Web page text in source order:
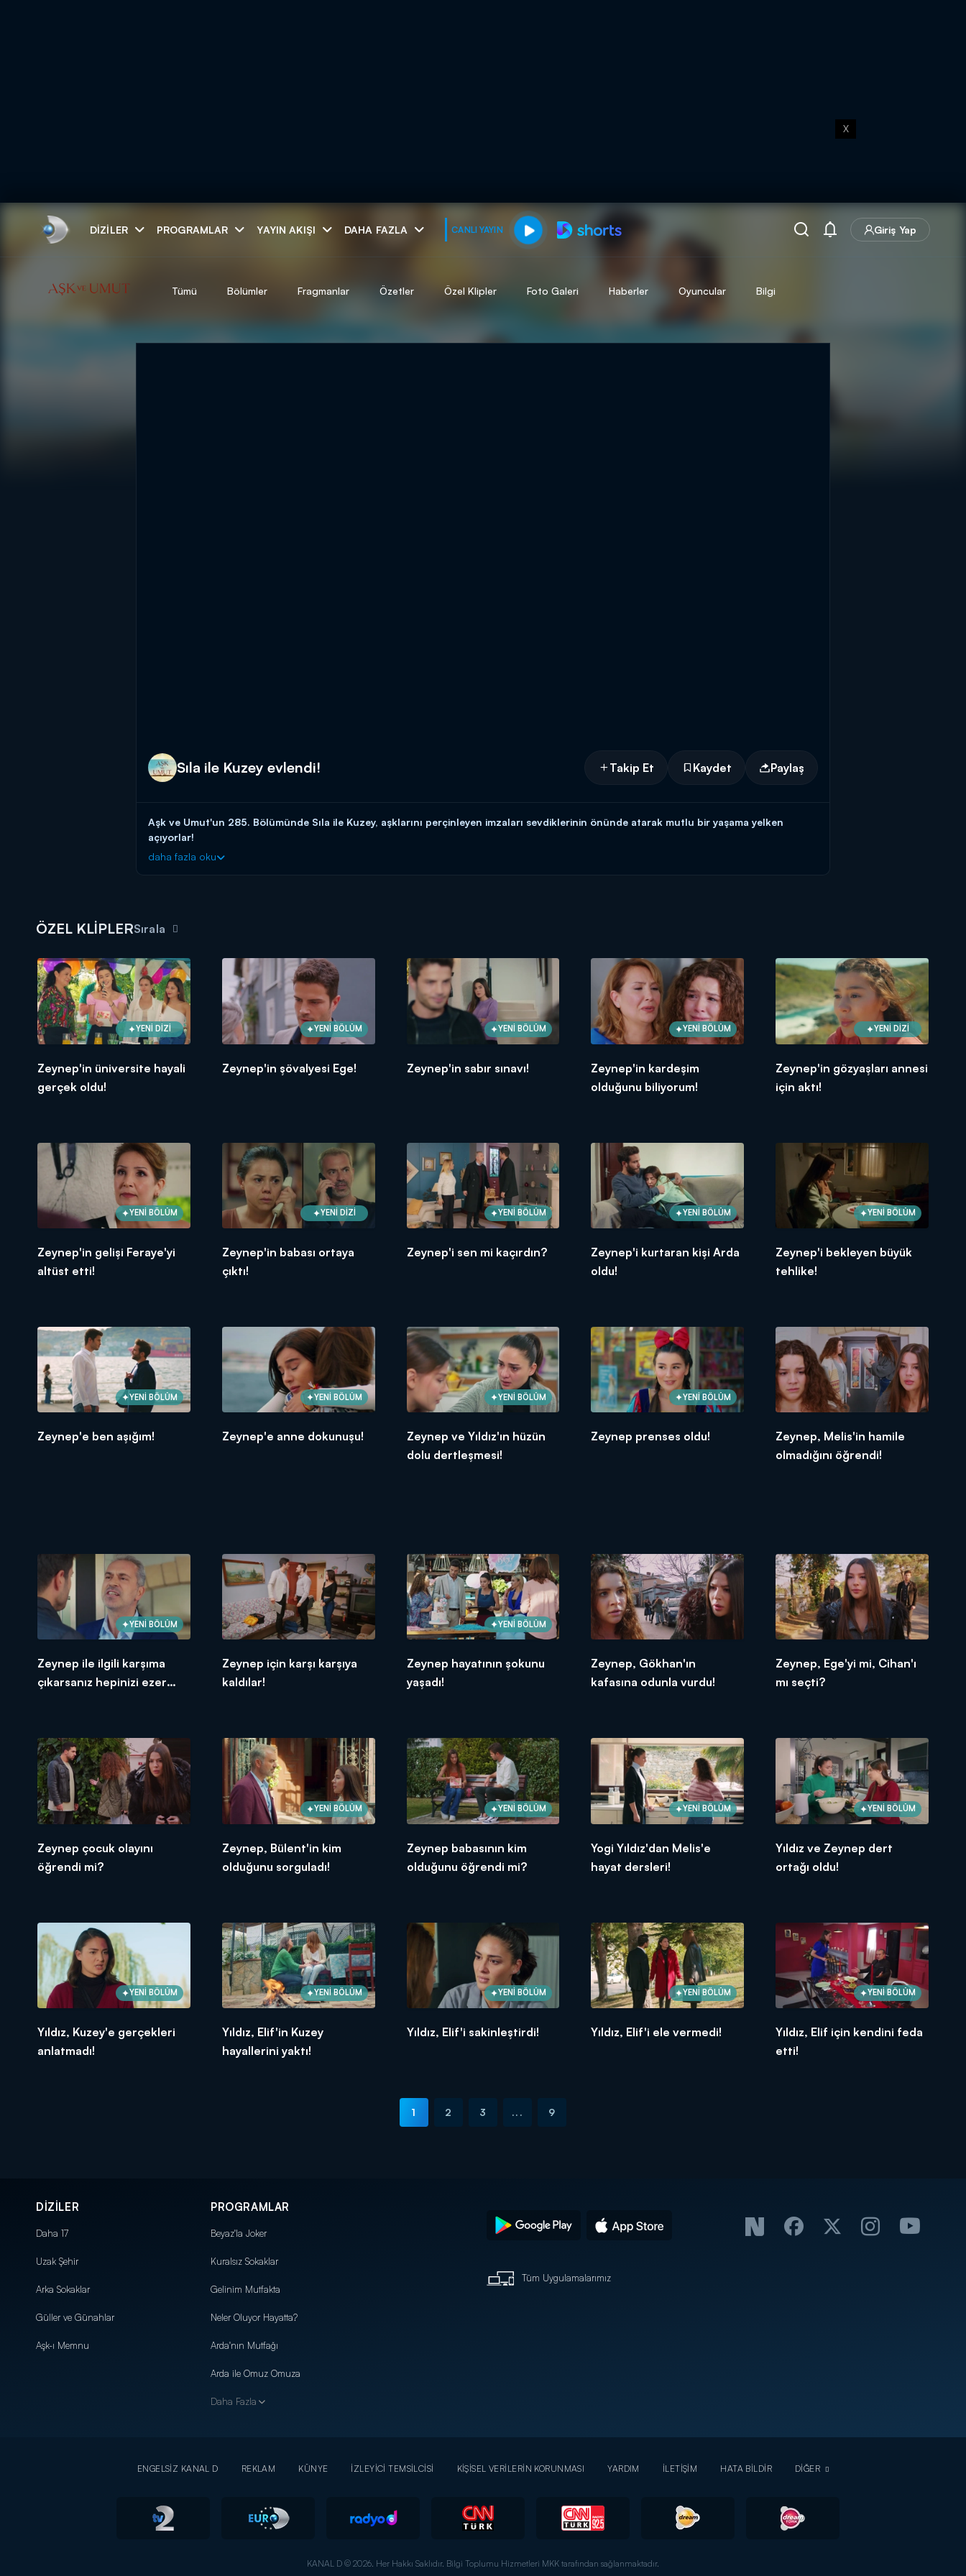
X
DIZILER PROGRAMLAR YAYIN AKIŞI DAHA FAZLA CANLI YAYIN Giriş Yap
muhteşem ikili
Tümü Bölümler Fragmanlar Özetler Özel Klipler Foto Galeri Haberler Oyuncular Bilgi
Sıla ile Kuzey evlendi! Takip Et Kaydet Paylaş
Aşk ve Umut'un 285. Bölümünde Sıla ile Kuzey, aşklarını perçinleyen imzaları sevdiklerinin önünde atarak mutlu bir yaşama yelken
açıyorlar!
daha fazla oku
ÖZEL KLİPLERSırala
YENİ DİZİ
Zeynep'in üniversite hayali
gerçek oldu!
YENİ BÖLÜM
Zeynep'in şövalyesi Ege!
YENİ BÖLÜM
Zeynep'in sabır sınavı!
YENİ BÖLÜM
Zeynep'in kardeşim
olduğunu biliyorum!
YENİ DİZİ
Zeynep'in gözyaşları annesi
için aktı!
YENİ BÖLÜM
Zeynep'in gelişi Feraye'yi
altüst etti!
YENİ DİZİ
Zeynep'in babası ortaya
çıktı!
YENİ BÖLÜM
Zeynep'i sen mi kaçırdın?
YENİ BÖLÜM
Zeynep'i kurtaran kişi Arda
oldu!
YENİ BÖLÜM
Zeynep'i bekleyen büyük
tehlike!
YENİ BÖLÜM
Zeynep'e ben aşığım!
YENİ BÖLÜM
Zeynep'e anne dokunuşu!
YENİ BÖLÜM
Zeynep ve Yıldız'ın hüzün
dolu dertleşmesi!
YENİ BÖLÜM
Zeynep prenses oldu!
Zeynep, Melis'in hamile
olmadığını öğrendi!
YENİ BÖLÜM
Zeynep ile ilgili karşıma
çıkarsanız hepinizi ezer
Zeynep için karşı karşıya
kaldılar!
YENİ BÖLÜM
Zeynep hayatının şokunu
yaşadı!
Zeynep, Gökhan'ın
kafasına odunla vurdu!
Zeynep, Ege'yi mi, Cihan'ı
mı seçti?
Zeynep çocuk olayını
öğrendi mi?
YENİ BÖLÜM
Zeynep, Bülent'in kim
olduğunu sorguladı!
YENİ BÖLÜM
Zeynep babasının kim
olduğunu öğrendi mi?
YENİ BÖLÜM
Yogi Yıldız'dan Melis'e
hayat dersleri!
YENİ BÖLÜM
Yıldız ve Zeynep dert
ortağı oldu!
YENİ BÖLÜM
Yıldız, Kuzey'e gerçekleri
anlatmadı!
YENİ BÖLÜM
Yıldız, Elif'in Kuzey
hayallerini yaktı!
YENİ BÖLÜM
Yıldız, Elif'i sakinleştirdi!
YENİ BÖLÜM
Yıldız, Elif'i ele vermedi!
YENİ BÖLÜM
Yıldız, Elif için kendini feda
etti!
1 2 3 ... 9
DİZİLER
Daha 17
Uzak Şehir
Arka Sokaklar
Güller ve Günahlar
Aşk-ı Memnu
PROGRAMLAR
Beyaz'la Joker
Kuralsız Sokaklar
Gelinim Mutfakta
Neler Oluyor Hayatta?
Arda'nın Mutfağı
Arda ile Omuz Omuza
Daha Fazla
Tüm Uygulamalarımız
ENGELSİZ KANAL D REKLAM KÜNYE İZLEYİCİ TEMSİLCİSİ KİŞİSEL VERİLERİN KORUNMASI YARDIM İLETİŞİM HATA BİLDİR DİĞER
KANAL D © 2026. Her Hakkı Saklıdır. Bilgi Toplumu Hizmetleri MKK tarafından sağlanmaktadır.